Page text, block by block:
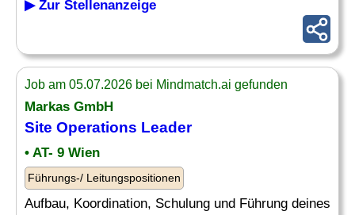
▶ Zur Stellenanzeige
Job am 05.07.2026 bei Mindmatch.ai gefunden
Markas GmbH
Site Operations Leader
• AT- 9 Wien
Führungs-/ Leitungspositionen
Aufbau, Koordination, Schulung und Führung deines